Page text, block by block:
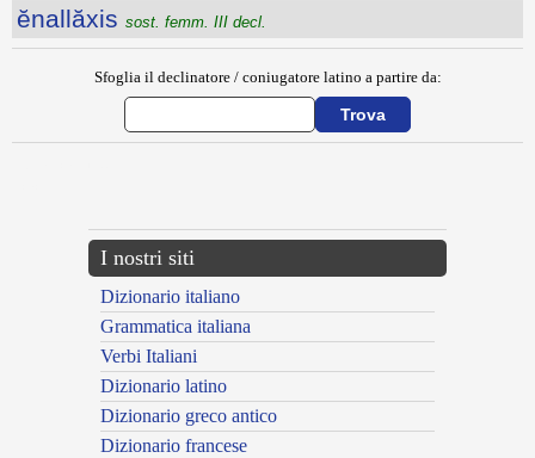
ĕnallăxis sost. femm. III decl.
Sfoglia il declinatore / coniugatore latino a partire da:
I nostri siti
Dizionario italiano
Grammatica italiana
Verbi Italiani
Dizionario latino
Dizionario greco antico
Dizionario francese